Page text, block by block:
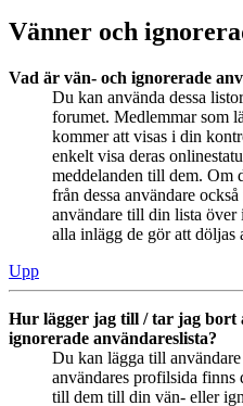
Vänner och
Vad är vän- och ignorerade
Du kan använda dessa
forumet. Medlemmar som
kommer att visas i din
enkelt visa deras
meddelanden till dem. Om
från dessa användare
användare till din lista över
alla inlägg de gör att döljas
Upp
Hur lägger jag till / tar jag bort
ignorerade användareslista?
Du kan lägga till
användares profilsida finns
till dem till din vän- eller